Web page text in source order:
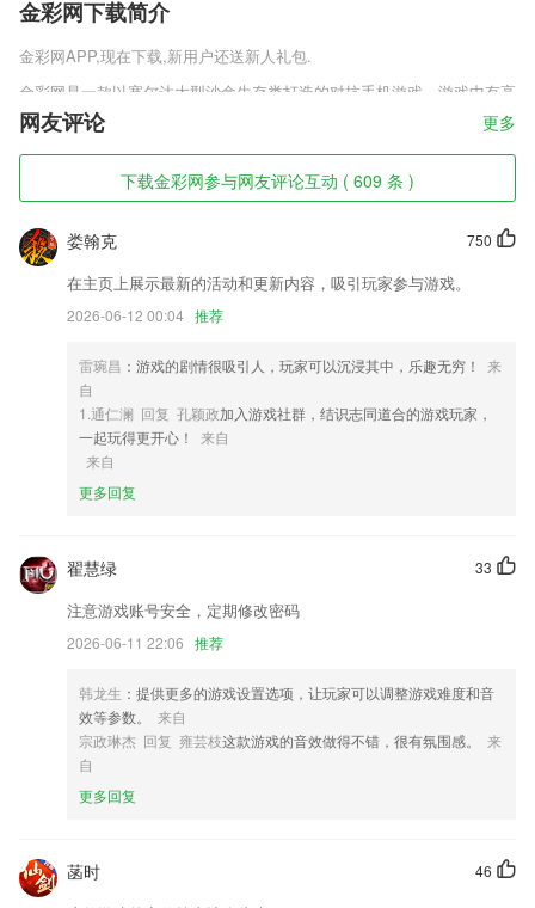
金彩网下载简介
金彩网APP,现在下载,新用户还送新人礼包.
金彩网是一款以塞尔达大型沙盒生存类打造的对抗手机游戏，游戏中有高
度自由的探索世界玩法，骑马、采集、伪装、隐身等多种酷炫的技能在这
里都可以呈现哟，快携手你的盟友一起在沙盒世界冒险战斗，这款游戏操
控起来还是非常劲爆的，气势磅礴的地图场景任你自由冒险，各种劲爆的
对抗模式玩法让你尽情畅享。
金彩网软件特色
1,v3版本
4,通过FREE康复软件随时查看频率曲线图。
5,支持夜间模式，可以添加资讯收藏功能。
6,既权威、理性、丰富，又生动、活跃、周到，更快捷、更立体、更全面
地讲述香河好故事，传递香河好声音，树立香河好形象。
金彩网软件优势
2.再也不需要天天拿5斤重的纸质版辅导书了，率先采用电子版讲义和同
步章节题，随时随地听课做题，一台手机保障学习必过，值班夜移动医路
4.专业详尽的注释助你更快掌握一首诗词，海量诗词资源等你来选择。
5.图形识别、图形拼割组合、空间智能、初步几何知识等；
6.可带你轻松领略下棋的技术，为你提供教学服务的都是名师，掌握优质
的下棋知识。
开发商：汇客（杭州）科技有限公司
网友评论 更多
下载金彩网参与网友评论互动 ( 609 条 )
750
娄翰克
在主页上展示最新的活动和更新内容，吸引玩家参与游戏。
2026-06-12 00:04 推荐
雷琬昌 ：游戏的剧情很吸引人，玩家可以沉浸其中，乐趣无穷！
来
自
1.通仁澜 回复 孔颖政加入游戏社群，结识志同道合的游戏玩家，
一起玩得更开心！
来自
来自
更多回复
33
翟慧绿
注意游戏账号安全，定期修改密码
2026-06-11 22:06 推荐
韩龙生 ：提供更多的游戏设置选项，让玩家可以调整游戏难度和音
效等参数。
来自
宗政琳杰 回复 雍芸枝这款游戏的音效做得不错，很有氛围感。
来
自
更多回复
46
菡时